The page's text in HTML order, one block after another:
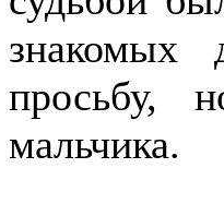
знакомых
просьбу,
мальчика.